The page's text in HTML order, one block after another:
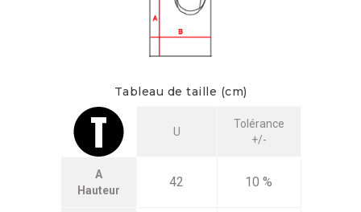
Tableau de taille (cm)
U
Tolérance
+/-
A
Hauteur
42 10 %